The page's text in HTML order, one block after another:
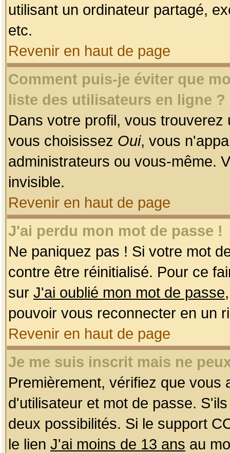
utilisant un ordinateur partagé,
etc.
Revenir en haut de page
Comment puis-je éviter que
liste des utilisateurs en ligne ?
Dans votre profil, vous
vous choisissez Oui, vous
administrateurs ou vous-même.
invisible.
Revenir en haut de page
J'ai perdu mon mot de passe !
Ne paniquez pas ! Si votre mot
contre être réinitialisé. Pour ce
sur J'ai oublié mon mot de passe
pouvoir vous reconnecter en un
Revenir en haut de page
Je me suis inscrit mais ne
Premièrement, vérifiez que
d'utilisateur et mot de passe.
deux possibilités. Si le support
le lien J'ai moins de 13 ans au